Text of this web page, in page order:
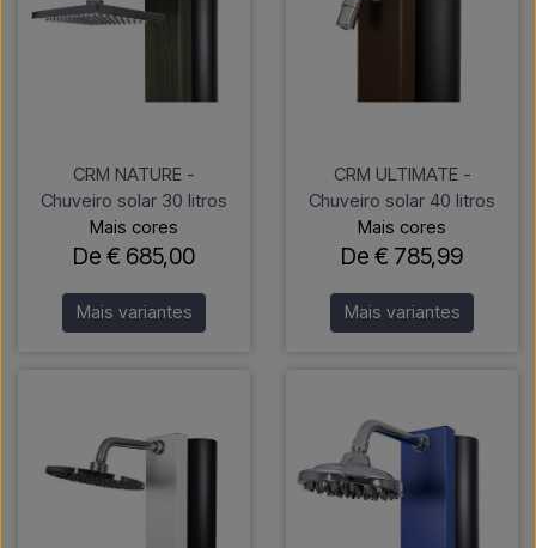
CRM NATURE -
Chuveiro solar 30 litros
Mais cores
De € 685,00
Mais variantes
CRM ULTIMATE -
Chuveiro solar 40 litros
Mais cores
De € 785,99
Mais variantes